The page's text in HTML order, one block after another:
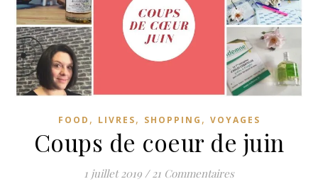
FOOD , LIVRES, SHOPPING , VOYAGES
Coups de coeur de juin
1 juillet 2019 / 21 Commentaires